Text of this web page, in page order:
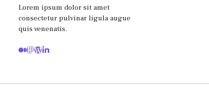
Lorem ipsum dolor sit amet
consectetur pulvinar ligula augue
quis venenatis.